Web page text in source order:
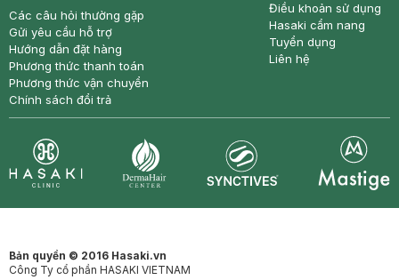
Các câu hỏi thường gặp
Gửi yêu cầu hỗ trợ
Hướng dẫn đặt hàng
Phương thức thanh toán
Phương thức vận chuyển
Chính sách đổi trả
Điều khoản sử dụng
Hasaki cẩm nang
Tuyển dụng
Liên hệ
Bản quyền © 2016 Hasaki.vn
Công Ty cổ phần HASAKI VIETNAM